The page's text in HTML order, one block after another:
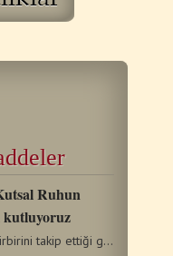
Ruhun
kutluyoruz
Yılın mevsimleri birbirini takip ettiği gibi Kilise’de…